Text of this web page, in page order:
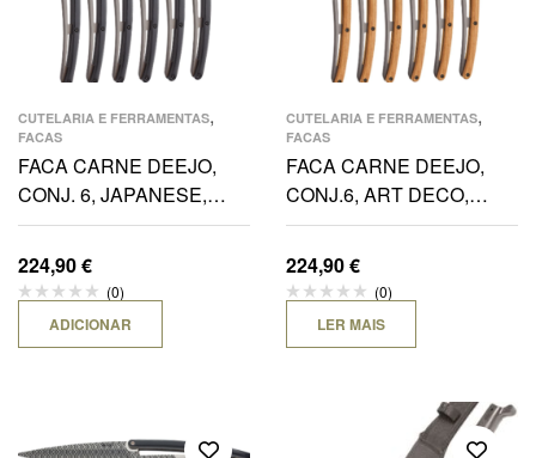
CUTELARIA E FERRAMENTAS,
FACAS
FACA CARNE DEEJO,
CONJ. 6, JAPANESE,
TITANIUM, MADEIRA
ÉBANO
224,90€
(0)
ADICIONAR
CUTELARIA E FERRAMENTAS,
FACAS
FACA CARNE DEEJO,
CONJ.6, ART DECO,
TITANIUM, MADEIRA
OLIVEIRA
224,90€
(0)
LER MAIS